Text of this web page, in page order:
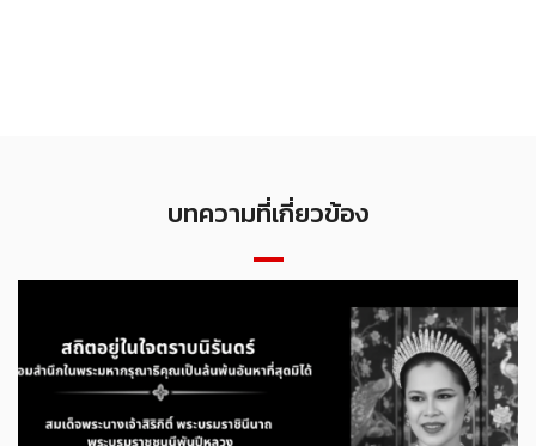
บทความที่เกี่ยวข้อง